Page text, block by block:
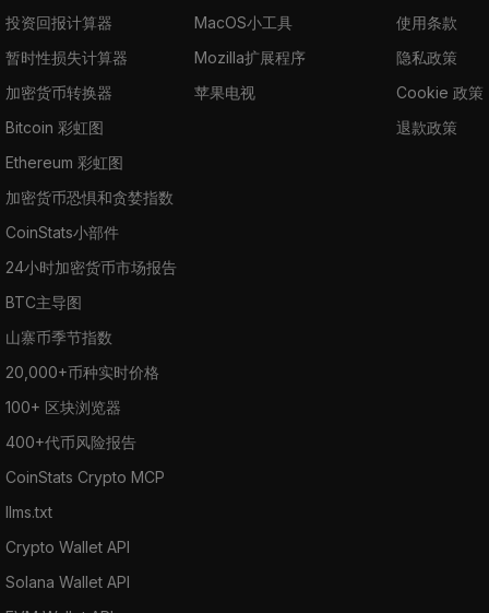
投资回报计算器
暂时性损失计算器
加密货币转换器
Bitcoin 彩虹图
Ethereum 彩虹图
加密货币恐惧和贪婪指数
CoinStats小部件
24小时加密货币市场报告
BTC主导图
山寨币季节指数
20,000+币种实时价格
100+ 区块浏览器
400+代币风险报告
CoinStats Crypto MCP
llms.txt
Crypto Wallet API
Solana Wallet API
MacOS小工具
Mozilla扩展程序
苹果电视
使用条款
隐私政策
Cookie 政策
退款政策